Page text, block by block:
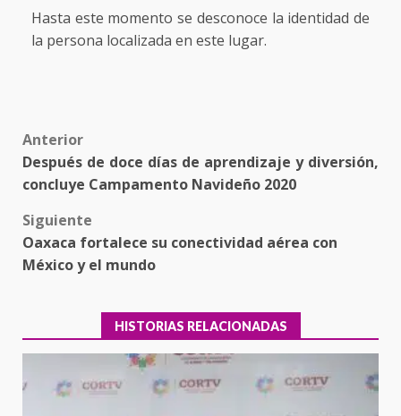
Hasta este momento se desconoce la identidad de
la persona localizada en este lugar.
Post
navigation
Anterior
Después de doce días de aprendizaje y diversión,
concluye Campamento Navideño 2020
Siguiente
Oaxaca fortalece su conectividad aérea con
México y el mundo
HISTORIAS RELACIONADAS